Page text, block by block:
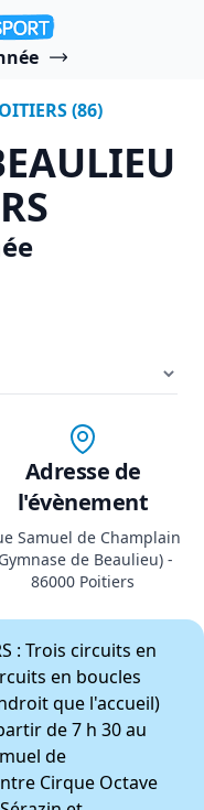
(86)
Adresse de
l'évènement
Samuel de Champlain
de Beaulieu) -
86000 Poitiers
: Trois circuits en
en boucles
que l'accueil)
de 7 h 30 au
de
Cirque Octave